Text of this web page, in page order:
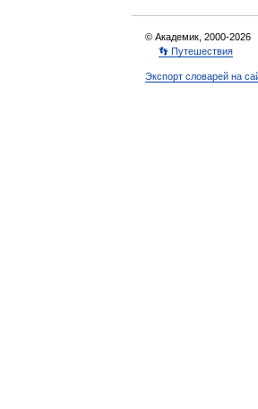
© Академик, 2000-2026
👣 Путешествия
Экспорт словарей на